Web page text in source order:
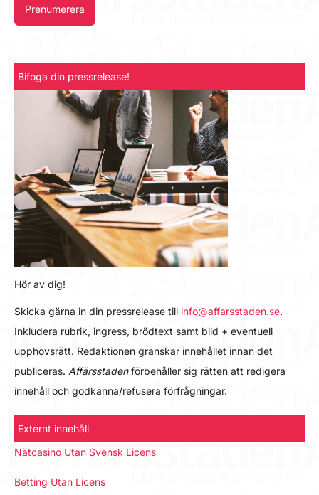
Prenumerera
Bifoga din pressrelease!
Hör av dig!
Skicka gärna in din pressrelease till info@affarsstaden.se.
Inkludera rubrik, ingress, brödtext samt bild + eventuell
upphovsrätt. Redaktionen granskar innehållet innan det
publiceras. Affärsstadenförbehåller sig rätten att redigera
innehåll och godkänna/refusera förfrågningar.
Externt innehåll
Nätcasino Utan Svensk Licens
Betting Utan Licens